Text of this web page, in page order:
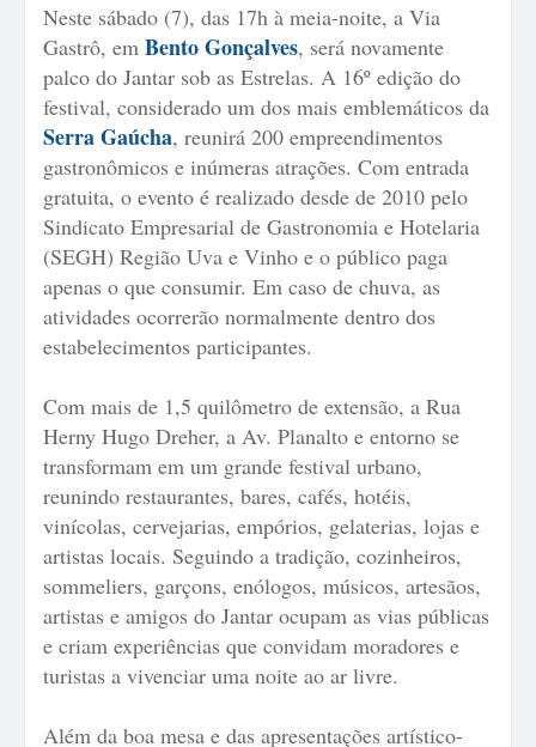
Neste sábado (7), das 17h à meia-noite, a Via
Gastrô, em Bento Gonçalves, será novamente
palco do Jantar sob as Estrelas. A 16º edição do
festival, considerado um dos mais emblemáticos da
Serra Gaúcha, reunirá 200 empreendimentos
gastronômicos e inúmeras atrações. Com entrada
gratuita, o evento é realizado desde de 2010 pelo
Sindicato Empresarial de Gastronomia e Hotelaria
(SEGH) Região Uva e Vinho e o público paga
apenas o que consumir. Em caso de chuva, as
atividades ocorrerão normalmente dentro dos
estabelecimentos participantes.
Com mais de 1,5 quilômetro de extensão, a Rua
Herny Hugo Dreher, a Av. Planalto e entorno se
transformam em um grande festival urbano,
reunindo restaurantes, bares, cafés, hotéis,
vinícolas, cervejarias, empórios, gelaterias, lojas e
artistas locais. Seguindo a tradição, cozinheiros,
sommeliers, garçons, enólogos, músicos, artesãos,
artistas e amigos do Jantar ocupam as vias públicas
e criam experiências que convidam moradores e
turistas a vivenciar uma noite ao ar livre.
Além da boa mesa e das apresentações artístico-